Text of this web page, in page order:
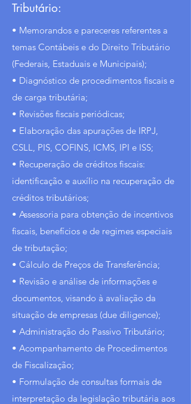
Tributário:
• Memorandos e pareceres referentes a
temas Contábeis e do Direito Tributário
(Federais, Estaduais e Municipais);
• Diagnóstico de procedimentos fiscais e
de carga tributária;
• Revisões fiscais periódicas;
• Elaboração das apurações de IRPJ,
CSLL, PIS, COFINS, ICMS, IPI e ISS;
• Recuperação de créditos fiscais:
identificação e auxílio na recuperação de
créditos tributários;
• Assessoria para obtenção de incentivos
fiscais, benefícios e de regimes especiais
de tributação;
• Cálculo de Preços de Transferência;
• Revisão e análise de informações e
documentos, visando à avaliação da
situação de empresas (due diligence);
• Administração do Passivo Tributário;
• Acompanhamento de Procedimentos
de Fiscalização;
• Formulação de consultas formais de
interpretação da legislação tributária aos